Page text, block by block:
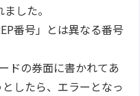
した。
番号」とは異なる番号
ドの券面に書かれてあ
したら、エラーとなっ